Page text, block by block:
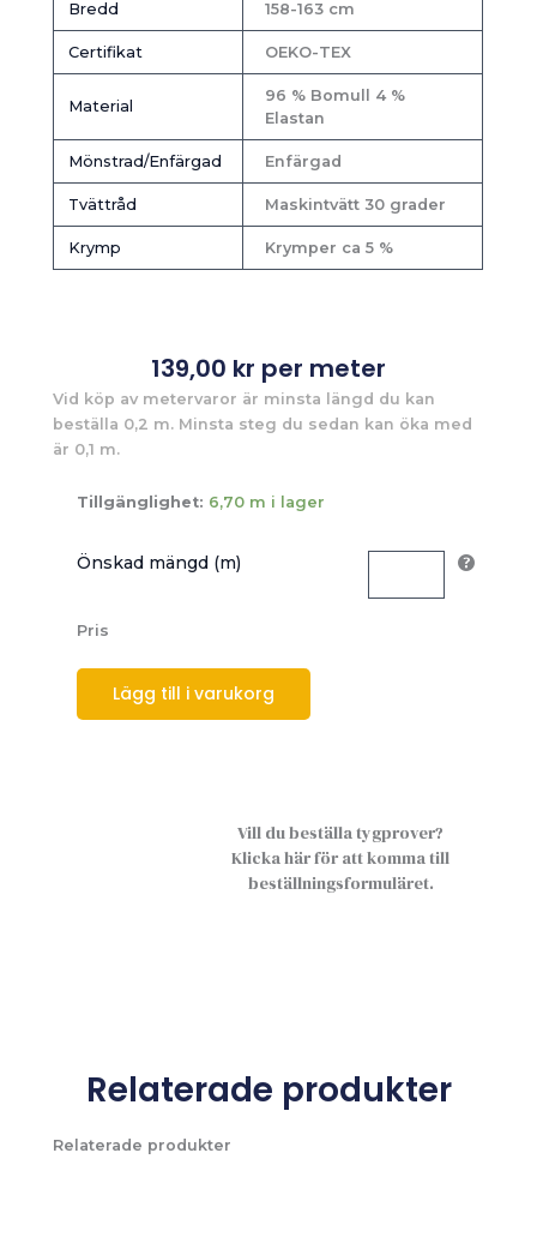
Bredd 158-163 cm
Certifikat OEKO-TEX
Material
96 % Bomull 4 %
Elastan
Mönstrad/Enfärgad Enfärgad
Tvättråd Maskintvätt 30 grader
Krymp Krymper ca 5 %
139,00 kr per meter
Vid köp av metervaror är minsta längd du kan
beställa 0,2 m. Minsta steg du sedan kan öka med
är 0,1 m.
Tillgänglighet: 6,70 m i lager
Önskad mängd (m)
Pris
Lägg till i varukorg
Vill du beställa tygprover?
Klicka här för att komma till
beställningsformuläret.
Relaterade produkter
Relaterade produkter